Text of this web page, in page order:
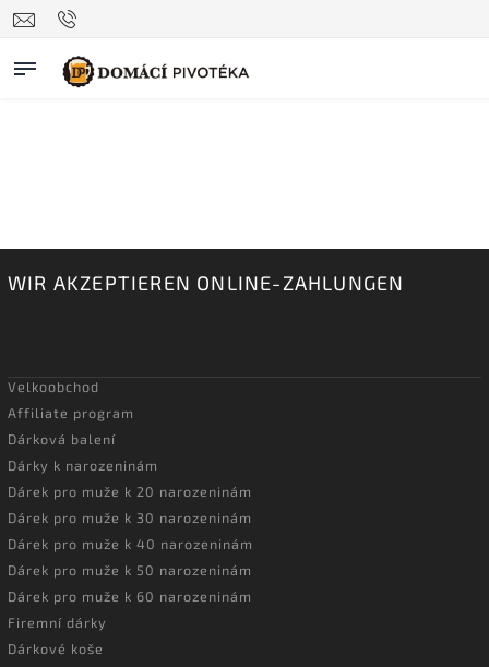
WIR AKZEPTIEREN ONLINE-ZAHLUNGEN
Velkoobchod
Affiliate program
Dárková balení
Dárky k narozeninám
Dárek pro muže k 20 narozeninám
Dárek pro muže k 30 narozeninám
Dárek pro muže k 40 narozeninám
Dárek pro muže k 50 narozeninám
Dárek pro muže k 60 narozeninám
Firemní dárky
Dárkové koše